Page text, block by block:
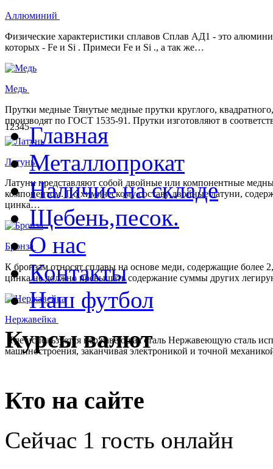
Аллюминий
Физические характеристики сплавов Сплав АД1 - это
которых - Fe и Si . Примеси Fe и Si ., а так же…
Медь
Прутки медные Тянутые медные прутки круглого,
производят по ГОСТ 1535-91. Прутки изготовляют в
Латунь
Латуни представляют собой двойные или компонентные
компонентом. По химическому составу двойные латуни,
цинка…
Бронза
К бронзам относят сплавы на основе меди, содержащие
цинка не должно превышать содержание суммы других
Нержавейка
Где используется нержавеющая сталь Нержавеющую сталь
машиностроения, заканчивая электроникой и точной
12345Главная
Металлопрокат
Наличие на складе
Щебень,песок.
О нас
Контакты
Наш футбол
Курсы валют
Кто на сайте
Сейчас 1 гость онлайн